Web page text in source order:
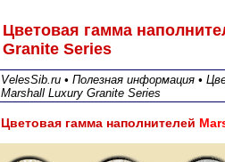
Цветовая гамма
Granite Series
VelesSib.ru • Полезная информация •
Marshall Luxury Granite Series
Цветовая гамма наполнителей